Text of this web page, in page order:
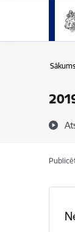
Sākums